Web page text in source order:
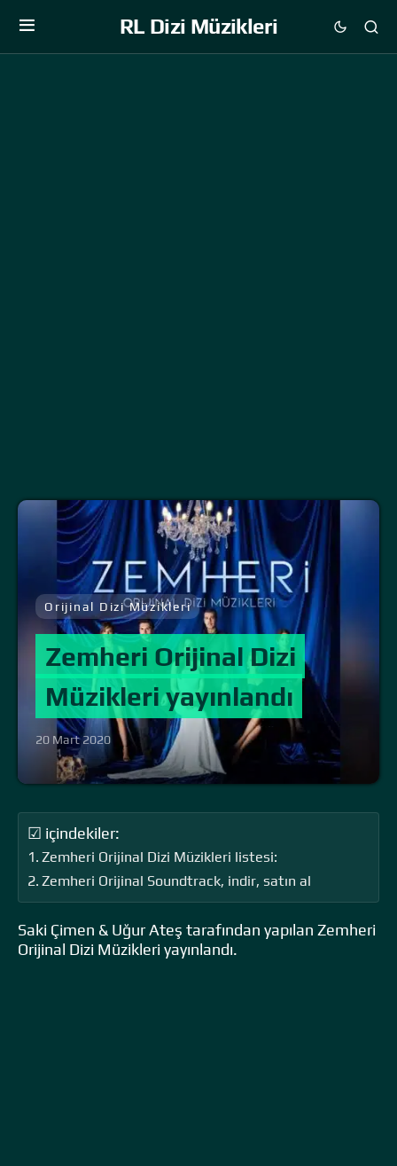
RL Dizi Müzikleri
Orijinal Dizi Müzikleri
Zemheri Orijinal Dizi
Müzikleri yayınlandı
20 Mart 2020
☑ içindekiler:
Zemheri Orijinal Dizi Müzikleri listesi:
Zemheri Orijinal Soundtrack, indir, satın al
Saki Çimen & Uğur Ateş tarafından yapılan Zemheri
Orijinal Dizi Müzikleri yayınlandı.